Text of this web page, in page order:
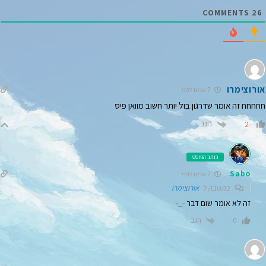
26
אורוצימרו
חחחחח זה אומר שדרגון בול יותר חשוב מוואן פיס
-2 הגב
כותב הפוסט
Sabo
בתגובה לאורוצימרו
זה לא אומר שום דבר -_-
0 הגב